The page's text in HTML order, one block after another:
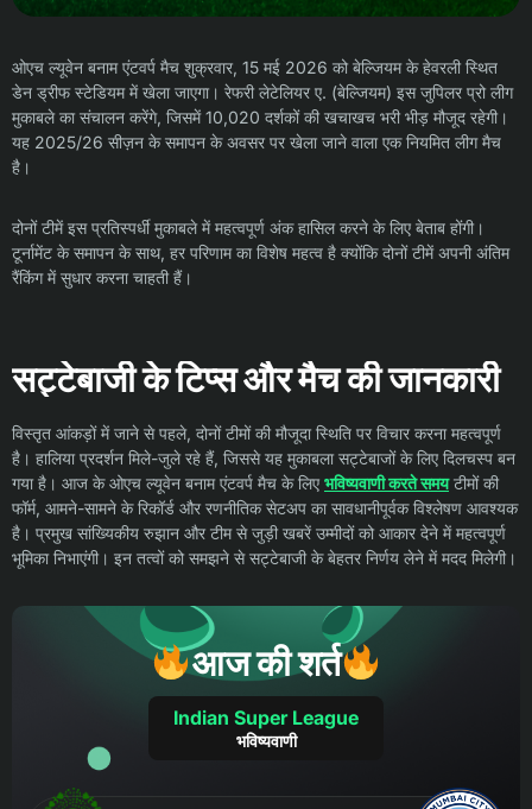
ओएच ल्यूवेन बनाम एंटवर्प मैच शुक्रवार, 15 मई 2026 को बेल्जियम के हेवरली स्थित
डेन ड्रीफ स्टेडियम में खेला जाएगा। रेफरी लेटेलियर ए. (बेल्जियम) इस जुपिलर प्रो लीग
मुकाबले का संचालन करेंगे, जिसमें 10,020 दर्शकों की खचाखच भरी भीड़ मौजूद रहेगी।
यह 2025/26 सीज़न के समापन के अवसर पर खेला जाने वाला एक नियमित लीग मैच
है।
दोनों टीमें इस प्रतिस्पर्धी मुकाबले में महत्वपूर्ण अंक हासिल करने के लिए बेताब होंगी।
टूर्नामेंट के समापन के साथ, हर परिणाम का विशेष महत्व है क्योंकि दोनों टीमें अपनी अंतिम
रैंकिंग में सुधार करना चाहती हैं।
सट्टेबाजी के टिप्स और मैच की जानकारी
विस्तृत आंकड़ों में जाने से पहले, दोनों टीमों की मौजूदा स्थिति पर विचार करना महत्वपूर्ण
है। हालिया प्रदर्शन मिले-जुले रहे हैं, जिससे यह मुकाबला सट्टेबाजों के लिए दिलचस्प बन
गया है। आज के ओएच ल्यूवेन बनाम एंटवर्प मैच के लिए भविष्यवाणी करते समयटीमों की
फॉर्म, आमने-सामने के रिकॉर्ड और रणनीतिक सेटअप का सावधानीपूर्वक विश्लेषण आवश्यक
है। प्रमुख सांख्यिकीय रुझान और टीम से जुड़ी खबरें उम्मीदों को आकार देने में महत्वपूर्ण
भूमिका निभाएंगी। इन तत्वों को समझने से सट्टेबाजी के बेहतर निर्णय लेने में मदद मिलेगी।
आज की शर्त
Indian Super League
भविष्यवाणी